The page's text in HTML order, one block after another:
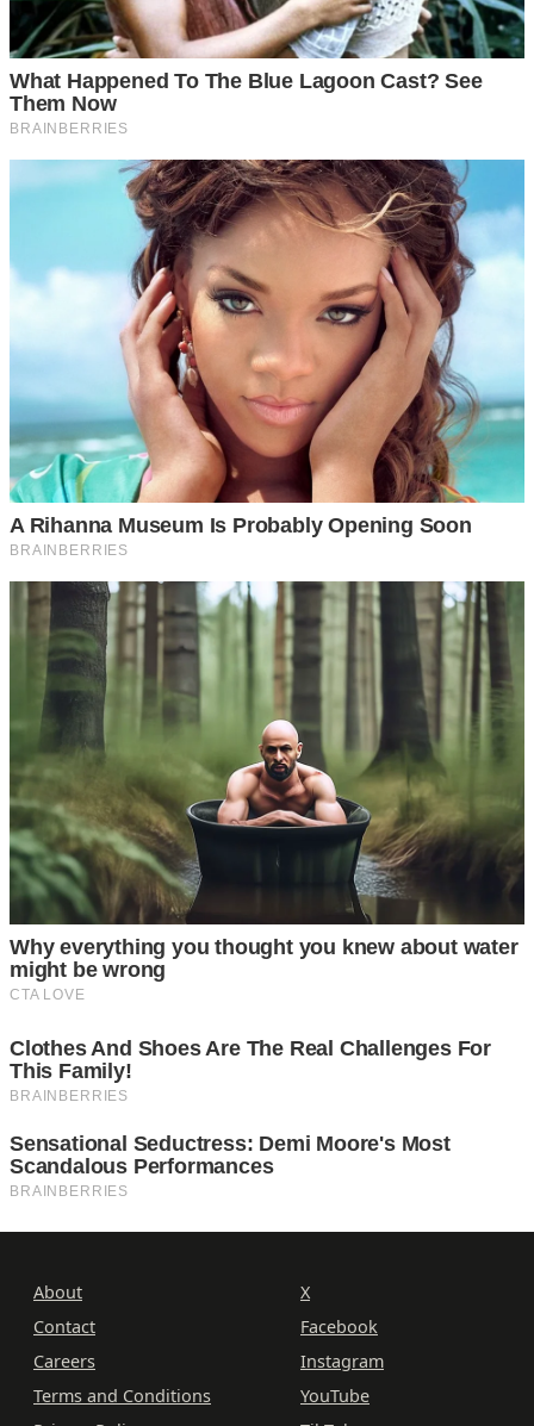
About
Contact
Careers
Terms and Conditions
X
Facebook
Instagram
YouTube